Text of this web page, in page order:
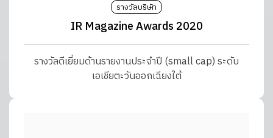
รางวัลบริษัท
IR Magazine Awards 2020
รางวัลดีเยี่ยมด้านรายงานประจำปี (small cap) ระดับ
เอเชียตะวันออกเฉียงใต้